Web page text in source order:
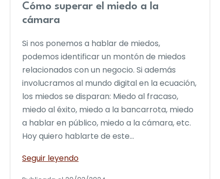
Cómo superar el miedo a la
cámara
Si nos ponemos a hablar de miedos,
podemos identificar un montón de miedos
relacionados con un negocio. Si además
involucramos al mundo digital en la ecuación,
los miedos se disparan: Miedo al fracaso,
miedo al éxito, miedo a la bancarrota, miedo
a hablar en público, miedo a la cámara, etc.
Hoy quiero hablarte de este…
Seguir leyendoCómo